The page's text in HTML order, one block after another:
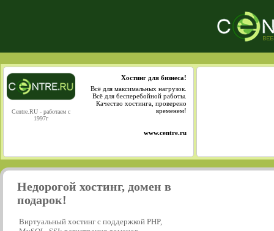
Centre.RU - работаем с
1997г
Хостинг для бизнеса!
Всё для максимальных нагрузок.
Всё для бесперебойной работы.
Качество хостинга, проверено
временем!
www.centre.ru
Недорогой хостинг, домен в
подарок!
Виртуальный хостинг с поддержкой PHP,